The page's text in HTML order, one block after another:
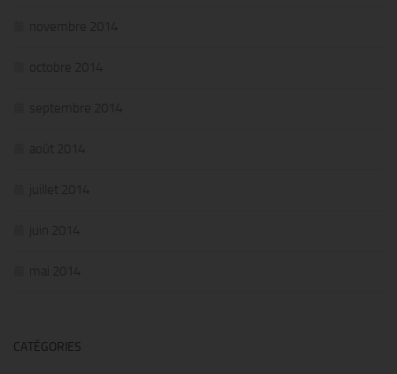
novembre 2014
octobre 2014
septembre 2014
août 2014
juillet 2014
juin 2014
mai 2014
CATÉGORIES